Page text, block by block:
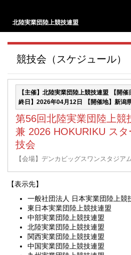
北陸実業団陸上競技連盟
競技会（スケジュール）
【主催】北陸実業団陸上競技連盟 【開
終日】2026年04月12日
【開催地】新潟
第56回北陸実業団陸上競
兼 2026 HOKURIKU ス
技会
【会場】デンカビッグスワンスタジア
【表示先】
一般社団法人 日本実業団陸上競
東日本実業団陸上競技連盟
中部実業団陸上競技連盟
北陸実業団陸上競技連盟
関西実業団陸上競技連盟
中国実業団陸上競技連盟